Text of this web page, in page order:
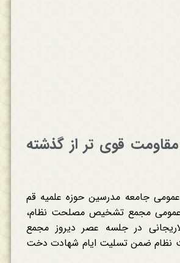
مقاومت قوی تر از گذشته
جامعه مدرسین حوزه علمیه قم
عمومی مجمع تشخیص مصلحت نظام،
در جلسه عصر دیروز مجمع
ضمن تسلیت ایام شهادت دخت